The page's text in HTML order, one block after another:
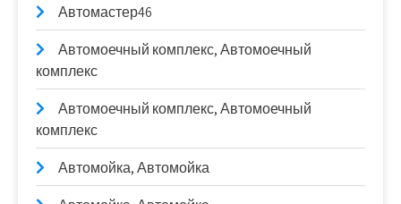
Автомастер46
Автомоечный комплекс, Автомоечный
комплекс
Автомоечный комплекс, Автомоечный
комплекс
Автомойка, Автомойка